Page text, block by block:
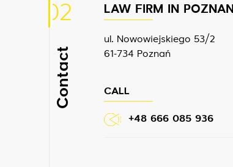
02
Contact
LAW FIRM IN POZNAN
ul. Nowowiejskiego 53/2
61-734 Poznań
CALL
+48 666 085 936